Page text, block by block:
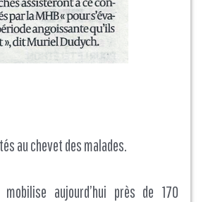
au chevet des malades.
aujourd’hui près de 170